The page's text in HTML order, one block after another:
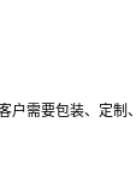
户需要包装、定制